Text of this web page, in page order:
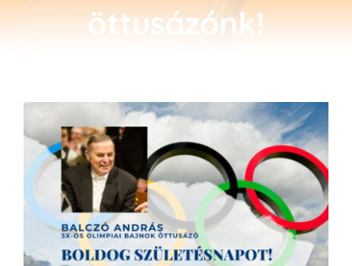
öttusázónk!
Larger
Image